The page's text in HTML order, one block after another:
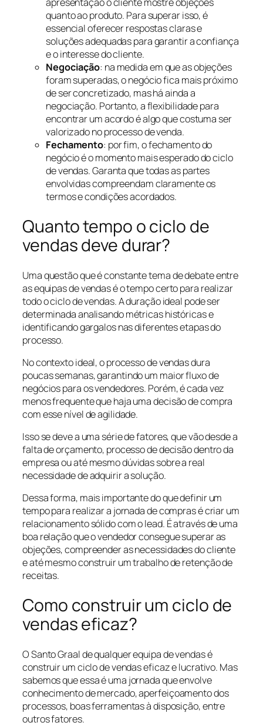
apresentação o cliente mostre objeções
quanto ao produto. Para superar isso, é
essencial oferecer respostas claras e
soluções adequadas para garantir a confiança
e o interesse do cliente.
Negociação: na medida em que as objeções
foram superadas, o negócio fica mais próximo
de ser concretizado, mas há ainda a
negociação. Portanto, a flexibilidade para
encontrar um acordo é algo que costuma ser
valorizado no processo de venda.
Fechamento: por fim, o fechamento do
negócio é o momento mais esperado do ciclo
de vendas. Garanta que todas as partes
envolvidas compreendam claramente os
termos e condições acordados.
Quanto tempo o ciclo de
vendas deve durar?
Uma questão que é constante tema de debate entre
as equipas de vendas é o tempo certo para realizar
todo o ciclo de vendas. A duração ideal pode ser
determinada analisando métricas históricas e
identificando gargalos nas diferentes etapas do
processo.
No contexto ideal, o processo de vendas dura
poucas semanas, garantindo um maior fluxo de
negócios para os vendedores. Porém, é cada vez
menos frequente que haja uma decisão de compra
com esse nível de agilidade.
Isso se deve a uma série de fatores, que vão desde a
falta de orçamento, processo de decisão dentro da
empresa ou até mesmo dúvidas sobre a real
necessidade de adquirir a solução.
Dessa forma, mais importante do que definir um
tempo para realizar a jornada de compras é criar um
relacionamento sólido com o lead. É através de uma
boa relação que o vendedor consegue superar as
objeções, compreender as necessidades do cliente
e até mesmo construir um trabalho de retenção de
receitas.
Como construir um ciclo de
vendas eficaz?
O Santo Graal de qualquer equipa de vendas é
construir um ciclo de vendas eficaz e lucrativo. Mas
sabemos que essa é uma jornada que envolve
conhecimento de mercado, aperfeiçoamento dos
processos, boas ferramentas à disposição, entre
outros fatores.